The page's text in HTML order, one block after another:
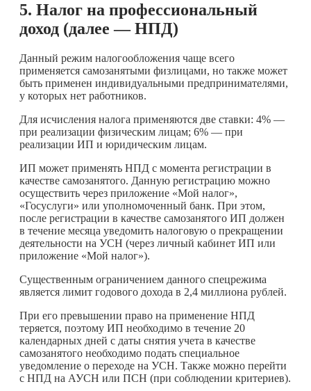
5. Налог на профессиональный
доход (далее — НПД)
Данный режим налогообложения чаще всего
применяется самозанятыми физлицами, но также может
быть применен индивидуальными предпринимателями,
у которых нет работников.
Для исчисления налога применяются две ставки: 4% —
при реализации физическим лицам; 6% — при
реализации ИП и юридическим лицам.
ИП может применять НПД с момента регистрации в
качестве самозанятого. Данную регистрацию можно
осуществить через приложение «Мой налог»,
«Госуслуги» или уполномоченный банк. При этом,
после регистрации в качестве самозанятого ИП должен
в течение месяца уведомить налоговую о прекращении
деятельности на УСН (через личный кабинет ИП или
приложение «Мой налог»).
Существенным ограничением данного спецрежима
является лимит годового дохода в 2,4 миллиона рублей.
При его превышении право на применение НПД
теряется, поэтому ИП необходимо в течение 20
календарных дней с даты снятия учета в качестве
самозанятого необходимо подать специальное
уведомление о переходе на УСН. Также можно перейти
с НПД на АУСН или ПСН (при соблюдении критериев).